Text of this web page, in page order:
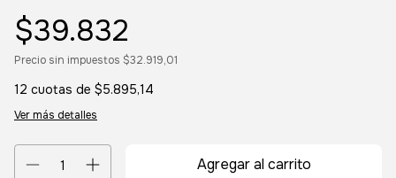
$39.832
Precio sin impuestos $32.919,01
12 cuotas de $5.895,14
Ver más detalles